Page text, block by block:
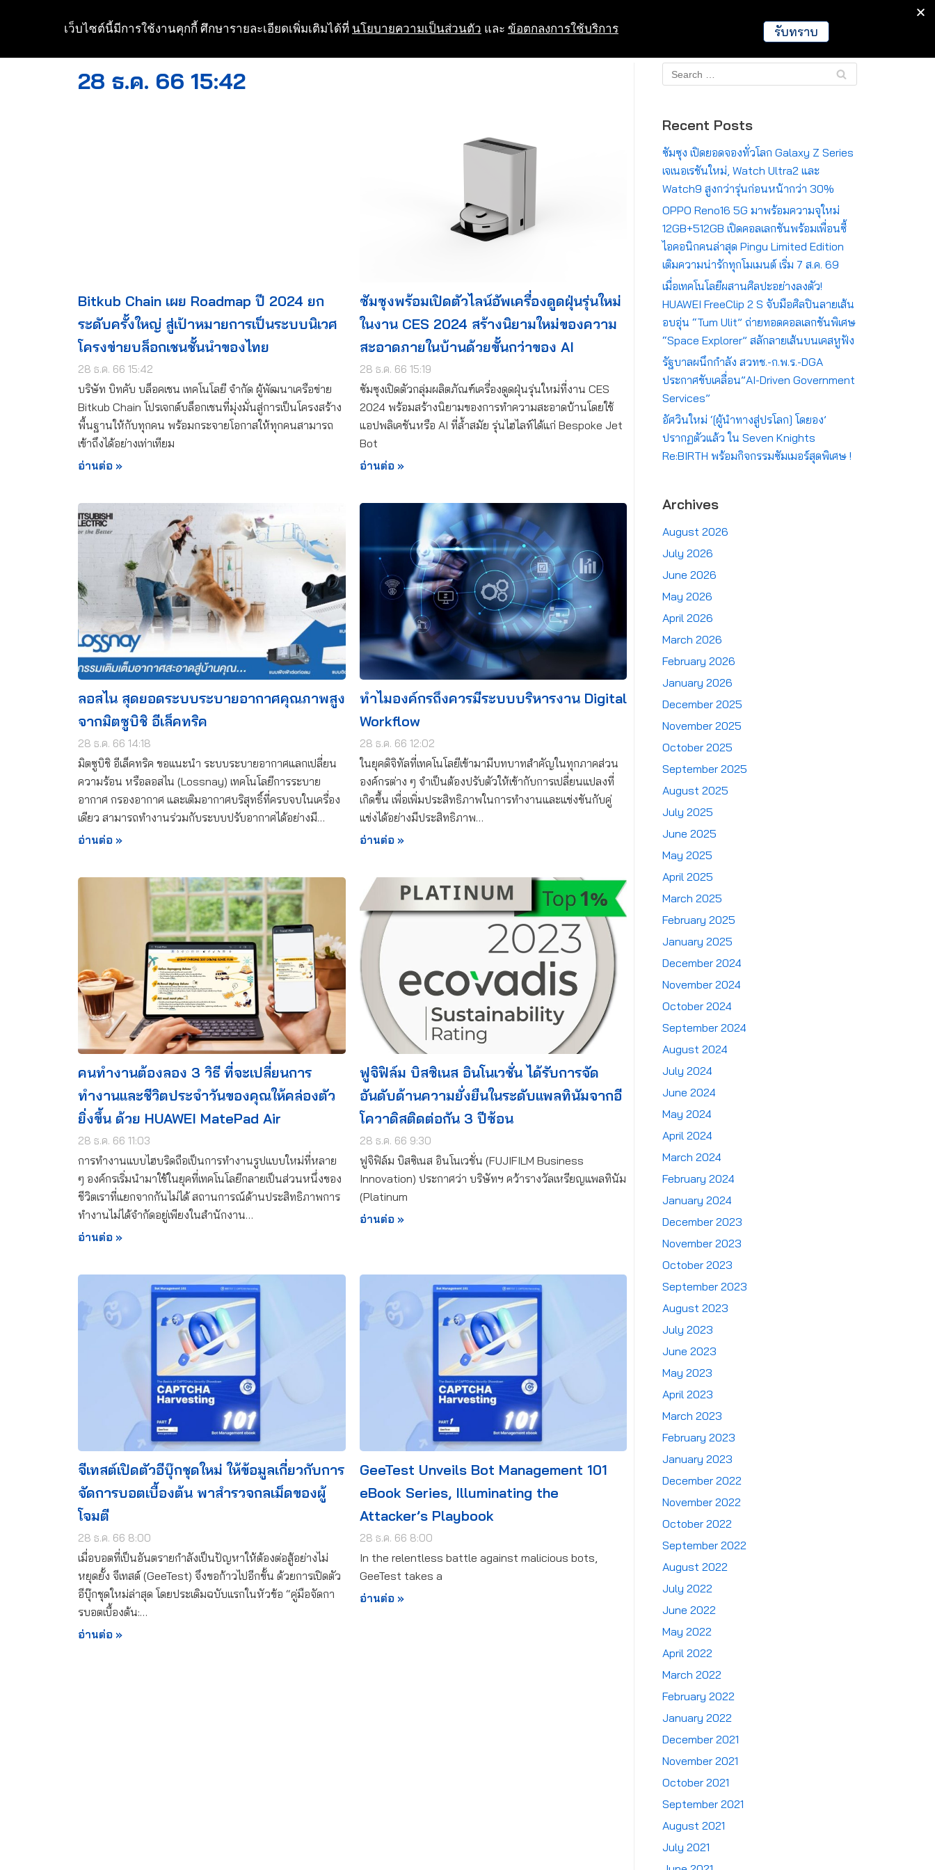
to
Crypto Global
28 ธ.ค. 66 15:42
Bitkub Chain เผย Roadmap ปี 2024 ยก
ระดับครั้งใหญ่ สู่เป้าหมายการเป็นระบบนิเวศ
โครงข่ายบล็อกเชนชั้นนำของไทย
28 ธ.ค. 66 15:42
บริษัท บิทคับ บล็อคเชน เทคโนโลยี จำกัด ผู้พัฒนาเครือข่าย
Bitkub Chain โปรเจกต์บล็อกเชนที่มุ่งมั่นสู่การเป็นโครงสร้าง
พื้นฐานให้กับทุกคน พร้อมกระจายโอกาสให้ทุกคนสามารถ
เข้าถึงได้อย่างเท่าเทียม
อ่านต่อ »
ซัมซุงพร้อมเปิดตัวไลน์อัพเครื่องดูดฝุ่นรุ่นใหม่
ในงาน CES 2024 สร้างนิยามใหม่ของความ
สะอาดภายในบ้านด้วยขั้นกว่าของ AI
28 ธ.ค. 66 15:19
ซัมซุงเปิดตัวกลุ่มผลิตภัณฑ์เครื่องดูดฝุ่นรุ่นใหม่ที่งาน CES
2024 พร้อมสร้างนิยามของการทำความสะอาดบ้านโดยใช้
แอปพลิเคชันหรือ AI ที่ล้ำสมัย รุ่นไฮไลท์ได้แก่ Bespoke Jet
Bot
อ่านต่อ »
ลอสไน สุดยอดระบบระบายอากาศคุณภาพสูง
จากมิตซูบิชิ อีเล็คทริค
28 ธ.ค. 66 14:18
มิตซูบิชิ อีเล็คทริค ขอแนะนำ ระบบระบายอากาศแลกเปลี่ยน
ความร้อน หรือลอสไน (Lossnay) เทคโนโลยีการระบาย
อากาศ กรองอากาศ และเติมอากาศบริสุทธิ์ที่ครบจบในเครื่อง
เดียว สามารถทำงานร่วมกับระบบปรับอากาศได้อย่างมี…
อ่านต่อ »
ทำไมองค์กรถึงควรมีระบบบริหารงาน Digital
Workflow
28 ธ.ค. 66 12:02
ในยุคดิจิทัลที่เทคโนโลยีเข้ามามีบทบาทสำคัญในทุกภาคส่วน
องค์กรต่าง ๆ จำเป็นต้องปรับตัวให้เข้ากับการเปลี่ยนแปลงที่
เกิดขึ้น เพื่อเพิ่มประสิทธิภาพในการทำงานและแข่งขันกับคู่
แข่งได้อย่างมีประสิทธิภาพ…
อ่านต่อ »
คนทำงานต้องลอง 3 วิธี ที่จะเปลี่ยนการ
ทำงานและชีวิตประจำวันของคุณให้คล่องตัว
ยิ่งขึ้น ด้วย HUAWEI MatePad Air
28 ธ.ค. 66 11:03
การทำงานแบบไฮบริดถือเป็นการทำงานรูปแบบใหม่ที่หลาย
ๆ องค์กรเริ่มนำมาใช้ในยุคที่เทคโนโลยีกลายเป็นส่วนหนึ่งของ
ชีวิตเราที่แยกจากกันไม่ได้ สถานการณ์ด้านประสิทธิภาพการ
ทำงานไม่ได้จำกัดอยู่เพียงในสำนักงาน…
อ่านต่อ »
ฟูจิฟิล์ม บิสซิเนส อินโนเวชั่น ได้รับการจัด
อันดับด้านความยั่งยืนในระดับแพลทินัมจากอี
โควาดิสติดต่อกัน 3 ปีซ้อน
28 ธ.ค. 66 9:30
ฟูจิฟิล์ม บิสซิเนส อินโนเวชั่น (FUJIFILM Business
Innovation) ประกาศว่า บริษัทฯ คว้ารางวัลเหรียญแพลทินัม
(Platinum
อ่านต่อ »
จีเทสต์เปิดตัวอีบุ๊กชุดใหม่ ให้ข้อมูลเกี่ยวกับการ
จัดการบอตเบื้องต้น พาสำรวจกลเม็ดของผู้
โจมตี
28 ธ.ค. 66 8:00
เมื่อบอตที่เป็นอันตรายกำลังเป็นปัญหาให้ต้องต่อสู้อย่างไม่
หยุดยั้ง จีเทสต์ (GeeTest) จึงขอก้าวไปอีกขั้น ด้วยการเปิดตัว
อีบุ๊กชุดใหม่ล่าสุด โดยประเดิมฉบับแรกในหัวข้อ “คู่มือจัดกา
รบอตเบื้องต้น:…
อ่านต่อ »
GeeTest Unveils Bot Management 101
eBook Series, Illuminating the
Attacker’s Playbook
28 ธ.ค. 66 8:00
In the relentless battle against malicious bots,
GeeTest takes a
อ่านต่อ »
Recent Posts
ซัมซุง เปิดยอดจองทั่วโลก Galaxy Z Series
เจเนอเรชันใหม่, Watch Ultra2 และ
Watch9 สูงกว่ารุ่นก่อนหน้ากว่า 30%
OPPO Reno16 5G มาพร้อมความจุใหม่
12GB+512GB เปิดคอลเลกชันพร้อมเพื่อนซี้
ไอคอนิกคนล่าสุด Pingu Limited Edition
เติมความน่ารักทุกโมเมนต์ เริ่ม 7 ส.ค. 69
เมื่อเทคโนโลยีผสานศิลปะอย่างลงตัว!
HUAWEI FreeClip 2 S จับมือศิลปินลายเส้น
อบอุ่น “Tum Ulit” ถ่ายทอดคอลเลกชันพิเศษ
“Space Explorer” สลักลายเส้นบนเคสหูฟัง
รัฐบาลผนึกกำลัง สวทช.-ก.พ.ร.-DGA
ประกาศขับเคลื่อน”AI-Driven Government
Services”
อัศวินใหม่ ‘[ผู้นำทางสู่ปรโลก] โดยอง’
ปรากฏตัวแล้ว ใน Seven Knights
Re:BIRTH พร้อมกิจกรรมซัมเมอร์สุดพิเศษ !
Archives
August 2026
July 2026
June 2026
May 2026
April 2026
March 2026
February 2026
January 2026
December 2025
November 2025
October 2025
September 2025
August 2025
July 2025
June 2025
May 2025
April 2025
March 2025
February 2025
January 2025
December 2024
November 2024
October 2024
September 2024
August 2024
July 2024
June 2024
May 2024
April 2024
March 2024
February 2024
January 2024
December 2023
November 2023
October 2023
September 2023
August 2023
July 2023
June 2023
May 2023
April 2023
March 2023
February 2023
January 2023
December 2022
November 2022
October 2022
September 2022
August 2022
July 2022
June 2022
May 2022
April 2022
March 2022
February 2022
January 2022
December 2021
November 2021
October 2021
September 2021
August 2021
July 2021
เว็บไซต์นี้มีการใช้งานคุกกี้ ศึกษารายละเอียดเพิ่มเติมได้ที่ นโยบายความเป็นส่วนตัว และ ข้อตกลงการใช้บริการ รับทราบ